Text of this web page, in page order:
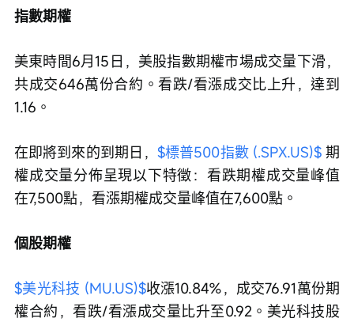
指數期權
美東時間6月15日，美股指數期權市場成交量下滑，
共成交646萬份合約。看跌/看漲成交比上升，達到
1.16。
在即將到來的到期日，$標普500指數 (.SPX.US)$ 期
權成交量分佈呈現以下特徵：看跌期權成交量峰值
在7,500點，看漲期權成交量峰值在7,600點。
個股期權
$美光科技 (MU.US)$收漲10.84%，成交76.91萬份期
權合約，看跌/看漲成交量比升至0.92。美光科技股